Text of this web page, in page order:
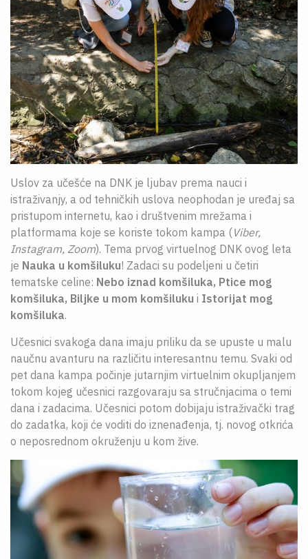
Uslov za učešće na DNK je ljubav prema nauci i
istraživanjy, a od tehničkih uslova neophodan je uređaj sa
pristupom internetu, kao i društvenim mrežama i
platformama koje se koriste tokom kampa (Viber,
Instagram, Zoom). Tema prvog virtuelnog DNK ovog leta
je Nauka u komšiluku! Zadaci su podeljeni u četiri
tematske celine: Nebo iznad komšiluka, Ptice mog
komšiluka, Biljke u mom komšiluku i Istorijat mog
komšiluka.
Učesnici svakoga dana imaju priliku da se upuste u malu
naučnu avanturu na različitu interesantnu temu. Svaki od
pet dana kampa počinje jutarnjim virtuelnim okupljanjem
tokom kojeg učesnici razgovaraju sa stručnjacima o temi
dana i zadacima. Učesnici potom dobijaju istraživački trag
do zadatka, koji će voditi do iznenađenja, tj. novog otkrića
o neposrednom okruženju u kom žive.